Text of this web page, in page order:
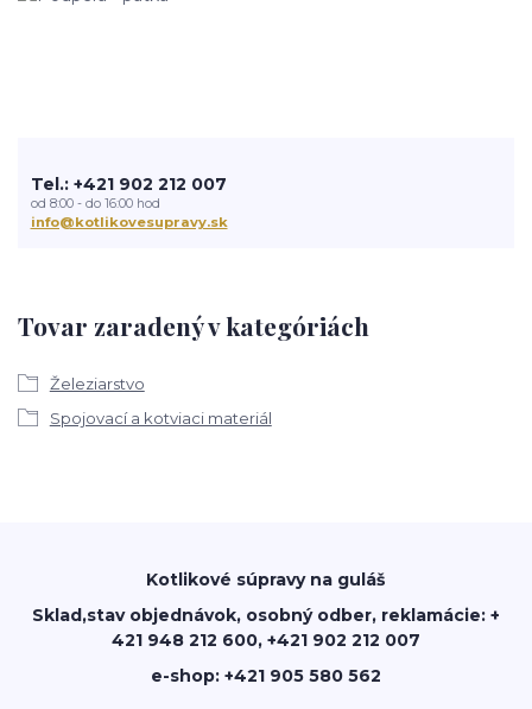
Tovar zaradený v kategóriách
Železiarstvo
Spojovací a kotviaci materiál
Tel.: +421 902 212 007
od 8:00 - do 16:00 hod
info@kotlikovesupravy.sk
Kotlikové súpravy na guláš
Sklad,stav objednávok, osobný odber, reklamácie: +
421 948 212 600, +421 902 212 007
e-shop: +421 905 580 562